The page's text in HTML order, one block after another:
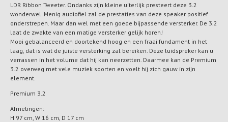
LDR Ribbon Tweeter. Ondanks zijn kleine uiterlijk presteert deze 3.2
wonderwel. Menig audiofiel zal de prestaties van deze speaker positief
onderstrepen. Maar dan wel met een goede bijpassende versterker. De 3.2
laat de zwakte van een matige versterker gelijk horen!
Mooi gebalanceerd en doortekend hoog en een fraai fundament in het
laag, dat is wat de juiste versterking zal bereiken. Deze luidspreker kan u
verrassen in het volume dat hij kan neerzetten. Daarmee kan de Premium
3.2 overweg met vele muziek soorten en voelt hij zich gauw in zijn
element.
Premium 3.2
Afmetingen:
H 97 cm, W 16 cm, D 17 cm